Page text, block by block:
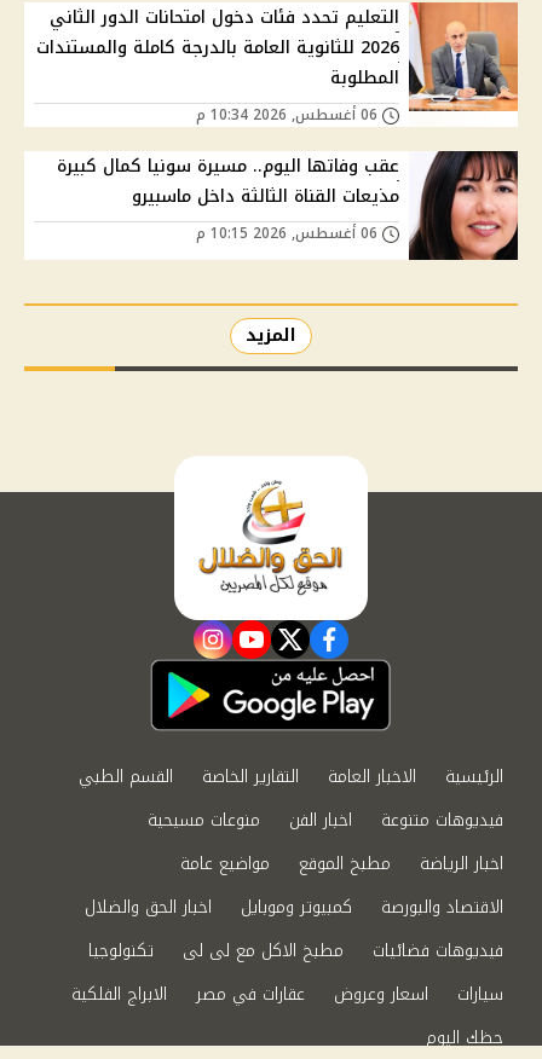
التعليم تحدد فئات دخول امتحانات الدور الثاني
2026 للثانوية العامة بالدرجة كاملة والمستندات
المطلوبة
عقب وفاتها اليوم.. مسيرة سونيا كمال كبيرة
مذيعات القناة الثالثة داخل ماسبيرو
المزيد
facebook
twitter
youtube
instagram
الرئيسية الاخبار العامة التقارير الخاصة
القسم الطبي
فيديوهات متنوعة
اخبار الفن
منوعات مسيحية
اخبار الرياضة
مطبخ الموقع
مواضيع عامة
الاقتصاد والبورصة
كمبيوتر وموبايل
اخبار الحق والضلال
فيديوهات فضائيات
مطبخ الاكل مع لى لى
تكنولوجيا
سيارات
اسعار وعروض عقارات في مصر
الابراج الفلكية
حظك اليوم